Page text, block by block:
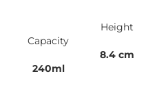
Capacity
240ml
Height
8.4 cm